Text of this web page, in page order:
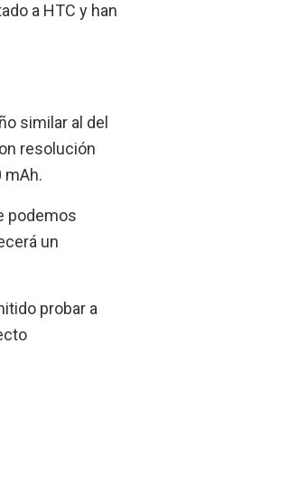
a HTC y han
similar al del
resolución
mAh.
podemos
un
probar a